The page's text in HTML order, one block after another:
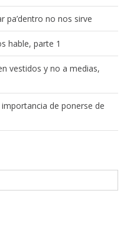
pa’dentro no nos sirve
hable, parte 1
vestidos y no a medias,
importancia de ponerse de